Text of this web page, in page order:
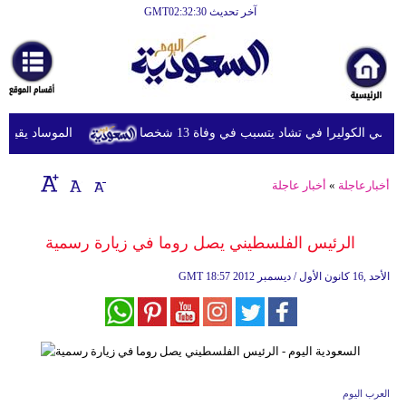
آخر تحديث GMT02:32:30
أخبارعاجلة
رياضة
ثقافة
إقتصاد
وموسيقى
وتغذية
الموساد يقيل الكوليرا في تشاد يتسبب في وفاة 13 شخصا
أخبارعاجلة » أخبار عاجلة
الرئيس الفلسطيني يصل روما في زيارة رسمية
GMT 18:57 2012 الأحد ,16 كانون الأول / ديسمبر
العرب اليوم